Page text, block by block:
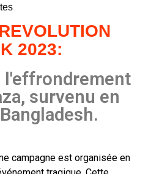
2023:
l'effrondrement
survenu en
campagne est organisée en